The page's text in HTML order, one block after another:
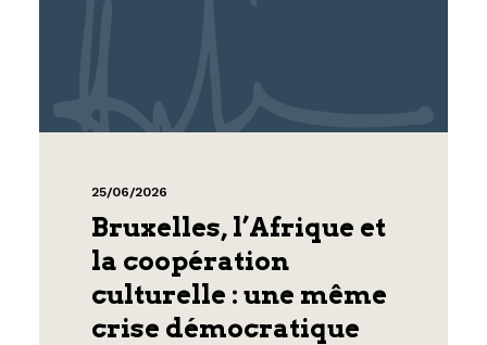
25/06/2026
Bruxelles, l’Afrique et
la coopération
culturelle : une même
crise démocratique